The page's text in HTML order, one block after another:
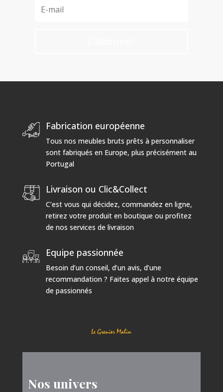
Fabrication européenne
Tous nos meubles bruts prêts à personnaliser
sont fabriqués en Europe, plus précisément au
Portugal
Livraison ou Clic&Collect
C’est vous qui décidez, commandez en ligne,
retirez votre produit en boutique ou profitez
de nos services de livraison
Equipe passionnée
Besoin d’un conseil, d’un avis, d’une
recommandation ? Faites appel à notre équipe
de passionnés
Nos univers